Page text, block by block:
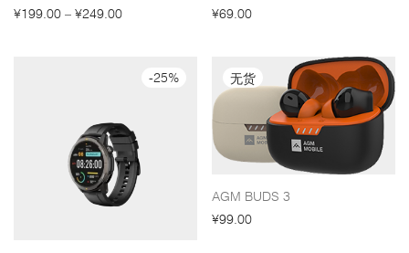
¥199.00 – ¥249.00
¥69.00
-25%
AGM BUDS 3
¥99.00